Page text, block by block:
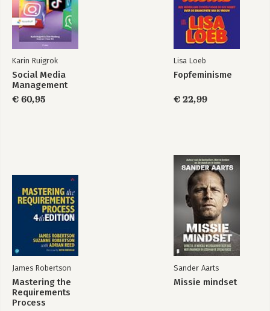
Karin Ruigrok
Social Media
Management
€ 60,95
Lisa Loeb
Fopfeminisme
€ 22,99
James Robertson
Mastering the
Requirements
Process
Sander Aarts
Missie mindset